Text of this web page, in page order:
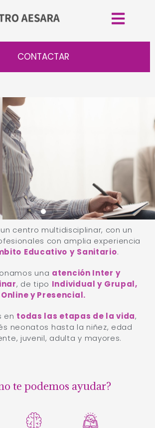
CONTACTAR
centro multidisciplinar, con un
con amplia experiencia
Educativo y Sanitario.
una atención Inter y
, de tipo Individual y Grupal,
Online y Presencial.
en todas las etapas de la vida,
neonatos hasta la niñez, edad
juvenil, adulta y mayores.
te podemos ayudar?